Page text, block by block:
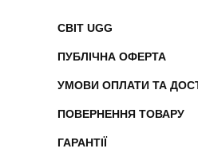
СВІТ UGG
ПУБЛІЧНА ОФЕРТА
УМОВИ ОПЛАТИ ТА
ПОВЕРНЕННЯ ТОВАРУ
ГАРАНТІЇ